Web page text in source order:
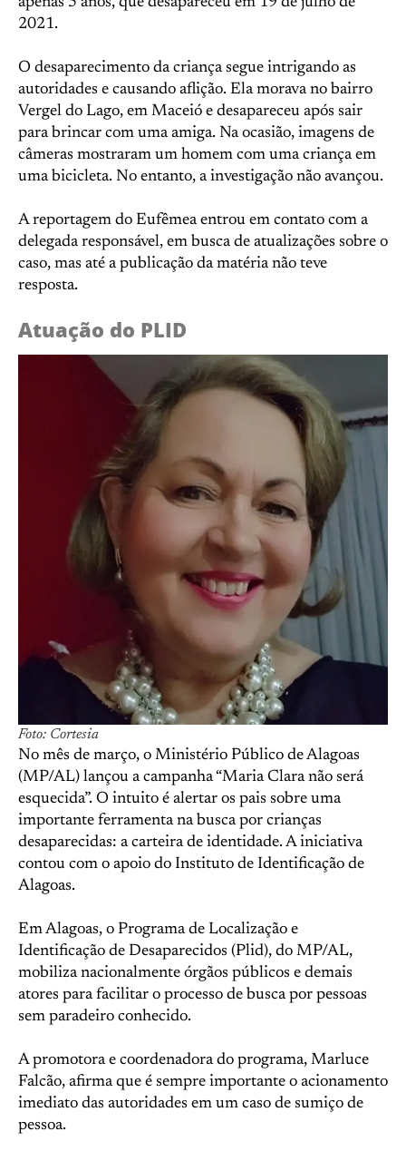
2021.
O desaparecimento da criança segue intrigando as
autoridades e causando aflição. Ela morava no bairro
Vergel do Lago, em Maceió e desapareceu após sair
para brincar com uma amiga. Na ocasião, imagens de
câmeras mostraram um homem com uma criança em
uma bicicleta. No entanto, a investigação não avançou.
A reportagem do Eufêmea entrou em contato com a
delegada responsável, em busca de atualizações sobre o
caso, mas até a publicação da matéria não teve
resposta.
Atuação do PLID
Foto: Cortesia
No mês de março, o Ministério Público de Alagoas
(MP/AL) lançou a campanha “Maria Clara não será
esquecida”. O intuito é alertar os pais sobre uma
importante ferramenta na busca por crianças
desaparecidas: a carteira de identidade. A iniciativa
contou com o apoio do Instituto de Identificação de
Alagoas.
Em Alagoas, o Programa de Localização e
Identificação de Desaparecidos (Plid), do MP/AL,
mobiliza nacionalmente órgãos públicos e demais
atores para facilitar o processo de busca por pessoas
sem paradeiro conhecido.
A promotora e coordenadora do programa, Marluce
Falcão, afirma que é sempre importante o acionamento
imediato das autoridades em um caso de sumiço de
pessoa.